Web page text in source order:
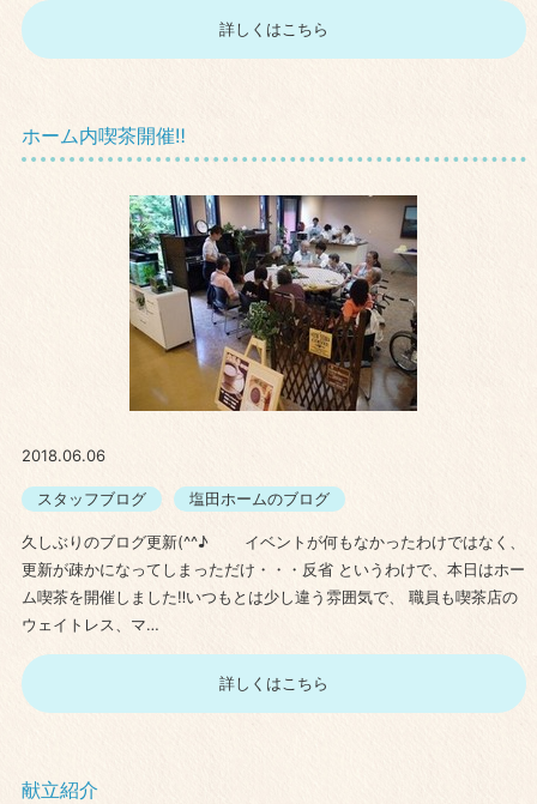
詳しくはこちら
ホーム内喫茶開催‼
2018.06.06
スタッフブログ 塩田ホームのブログ
久しぶりのブログ更新(^^♪ イベントが何もなかったわけではなく、
更新が疎かになってしまっただけ・・・反省 というわけで、本日はホー
ム喫茶を開催しました‼いつもとは少し違う雰囲気で、 職員も喫茶店の
ウェイトレス、マ…
詳しくはこちら
献立紹介